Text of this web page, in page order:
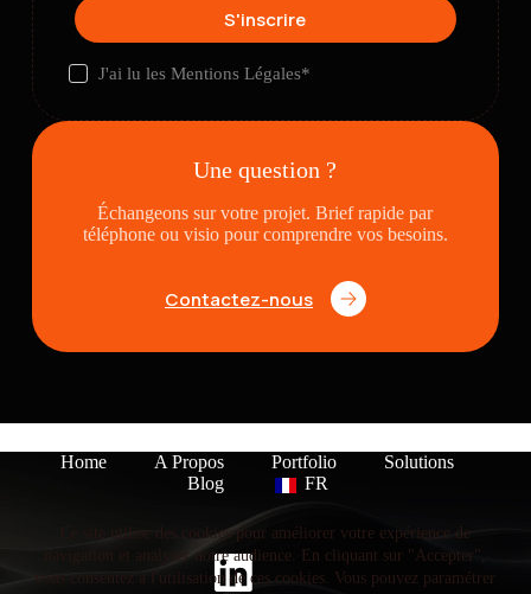
Ce site utilise des cookies pour améliorer votre expérience de
navigation et analyser notre audience. En cliquant sur "Accepter",
vous consentez à l'utilisation de ces cookies. Vous pouvez paramétrer
S'inscrire
J'ai lu lesMentions Légales*
Une question ?
Échangeons sur votre projet. Brief rapide par
téléphone ou visio pour comprendre vos besoins.
Contactez-nous
Home A Propos Portfolio
Solutions
Blog
FR